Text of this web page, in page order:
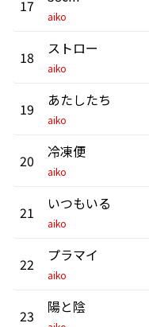
17
aiko
18 ストロー
aiko
19 あたしたち
aiko
20 冷凍便
aiko
21 いつもいる
aiko
22 プラマイ
aiko
23 陽と陰